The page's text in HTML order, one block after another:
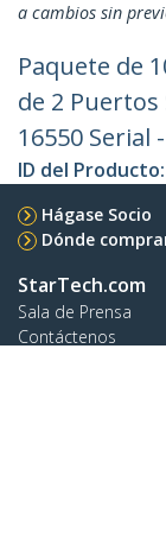
a cambios sin
Paquete de
de 2 Puertos
16550 Serial
ID del Producto:
Hágase Socio
Dónde
StarTech.com
Sala de Prensa
Contáctenos